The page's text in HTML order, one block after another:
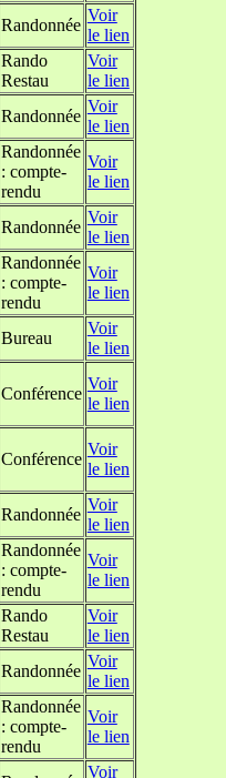
Randonnée
Voir
le lien
Rando
Restau
Voir
le lien
Randonnée
Voir
le lien
Randonnée
: compte-
rendu
Voir
le lien
Randonnée
Voir
le lien
Randonnée
: compte-
rendu
Voir
le lien
Bureau
Voir
le lien
Conférence
Voir
le lien
Conférence
Voir
le lien
Randonnée
Voir
le lien
Randonnée
: compte-
rendu
Voir
le lien
Rando
Restau
Voir
le lien
Randonnée
Voir
le lien
Randonnée
: compte-
rendu
Voir
le lien
Voir